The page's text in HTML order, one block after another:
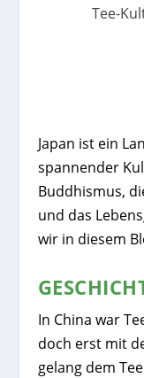
Tee-
Japan ist ein
spannender
Buddhismus,
und das
wir in diesem
In China war
doch erst mit
gelang dem